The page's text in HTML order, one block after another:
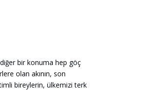
bir konuma hep göç
olan akının, son
bireylerin, ülkemizi terk